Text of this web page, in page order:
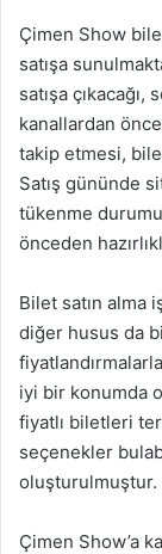
Çimen Show
satışa
satışa
kanallardan
takip etmesi,
Satış gününde
tükenme
önceden
Bilet satın alma
diğer husus da
iyi bir konumda
fiyatlı biletleri
seçenekler
oluşturulmuştur.
Çimen Show’a